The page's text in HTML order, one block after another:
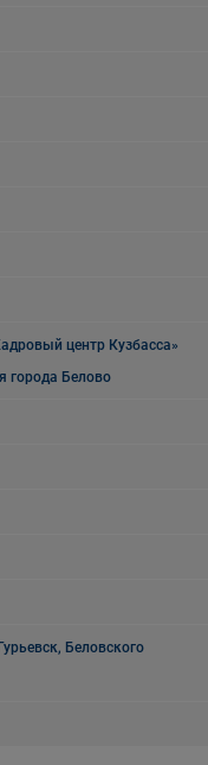
центр Кузбасса»
города Белово
Беловского